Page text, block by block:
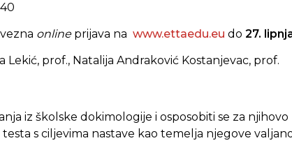
40
onlineprijava na www.ettaedu.eu do 27.
Lekić, prof., Natalija Andraković Kostanjevac, prof.
iz školske dokimologije i osposobiti se za
s ciljevima nastave kao temelja njegove